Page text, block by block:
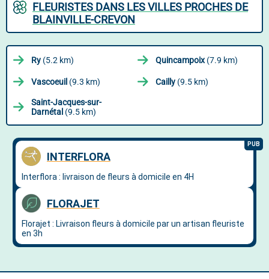
FLEURISTES DANS LES VILLES PROCHES DE
BLAINVILLE-CREVON
Ry (5.2 km) Quincampoix(7.9 km)
Vascoeuil (9.3 km) Cailly (9.5 km)
Saint-Jacques-sur-
Darnétal (9.5 km)